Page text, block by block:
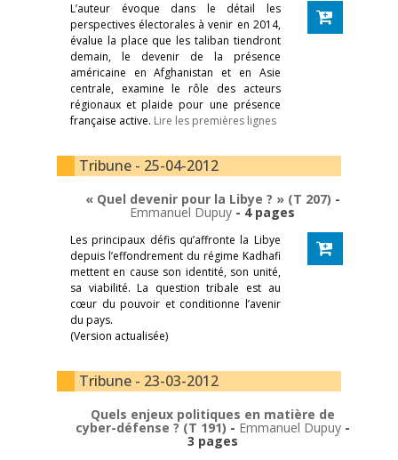
L’auteur évoque dans le détail les
perspectives électorales à venir en 2014,
évalue la place que les taliban tiendront
demain, le devenir de la présence
américaine en Afghanistan et en Asie
centrale, examine le rôle des acteurs
régionaux et plaide pour une présence
française active. Lire les premières lignes
Tribune - 25-04-2012
« Quel devenir pour la Libye ? » (T 207) -
Emmanuel Dupuy - 4 pages
Les principaux défis qu’affronte la Libye
depuis l’effondrement du régime Kadhafi
mettent en cause son identité, son unité,
sa viabilité. La question tribale est au
cœur du pouvoir et conditionne l’avenir
du pays.
(Version actualisée)
Tribune - 23-03-2012
Quels enjeux politiques en matière de
cyber-défense ? (T 191) - Emmanuel Dupuy-
3 pages